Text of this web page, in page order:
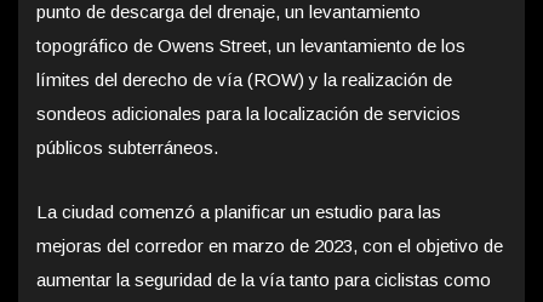
punto de descarga del drenaje, un levantamiento
topográfico de Owens Street, un levantamiento de los
límites del derecho de vía (ROW) y la realización de
sondeos adicionales para la localización de servicios
públicos subterráneos.
La ciudad comenzó a planificar un estudio para las
mejoras del corredor en marzo de 2023, con el objetivo de
aumentar la seguridad de la vía tanto para ciclistas como